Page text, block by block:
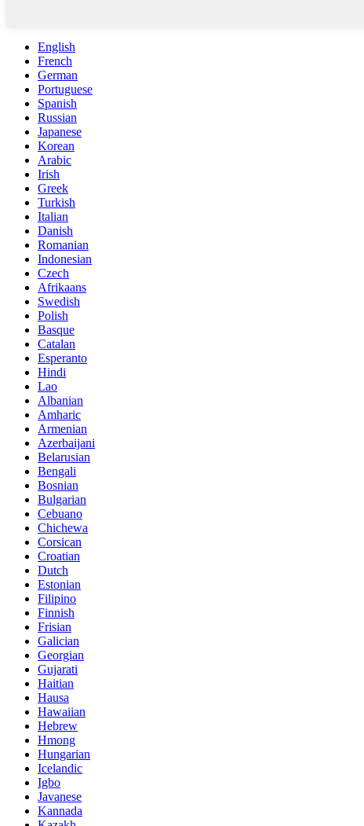
English
French
German
Portuguese
Spanish
Russian
Japanese
Korean
Arabic
Irish
Greek
Turkish
Italian
Danish
Romanian
Indonesian
Czech
Afrikaans
Swedish
Polish
Basque
Catalan
Esperanto
Hindi
Lao
Albanian
Amharic
Armenian
Azerbaijani
Belarusian
Bengali
Bosnian
Bulgarian
Cebuano
Chichewa
Corsican
Croatian
Dutch
Estonian
Filipino
Finnish
Frisian
Galician
Georgian
Gujarati
Haitian
Hausa
Hawaiian
Hebrew
Hmong
Hungarian
Icelandic
Igbo
Javanese
Kannada